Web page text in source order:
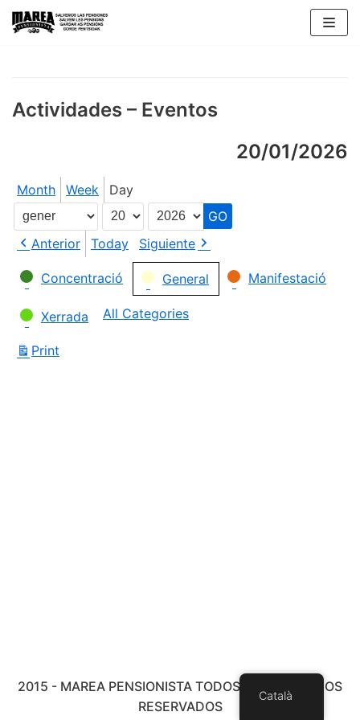
Skip
Actividades – Eventos
20/01/2026
Month Week Day
Month
Day
Year
Anterior
Today
Siguiente
Categories
Concentració General Manifestació
Xerrada All Categories
Print
2015 - MAREA PENSIONISTA TODOS LOS DERECHOS
RESERVADOS
Català